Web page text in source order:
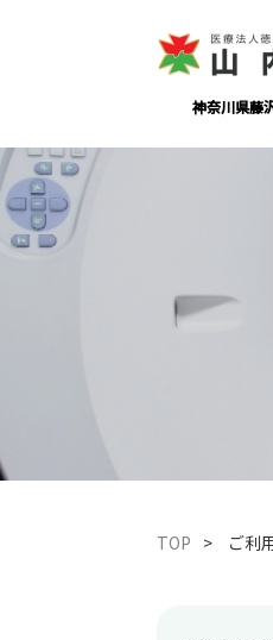
神奈川県藤
TOP ご利